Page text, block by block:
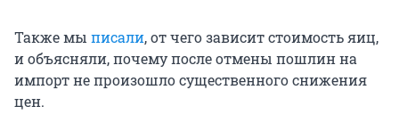
Также мы писали, от чего зависит стоимость яиц,
и объясняли, почему после отмены пошлин на
импорт не произошло существенного снижения
цен.